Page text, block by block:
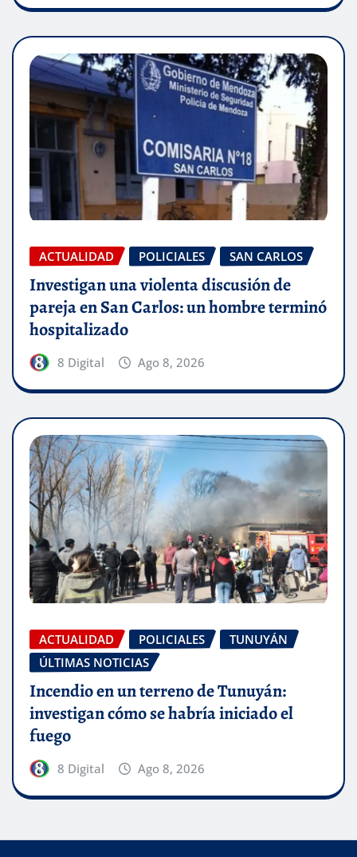
ACTUALIDAD POLICIALES SAN CARLOS
Investigan una violenta discusión de
pareja en San Carlos: un hombre terminó
hospitalizado
8 Digital Ago 8, 2026
ACTUALIDAD POLICIALES
TUNUYÁN
ÚLTIMAS NOTICIAS
Incendio en un terreno de Tunuyán:
investigan cómo se habría iniciado el
fuego
8 Digital Ago 8, 2026